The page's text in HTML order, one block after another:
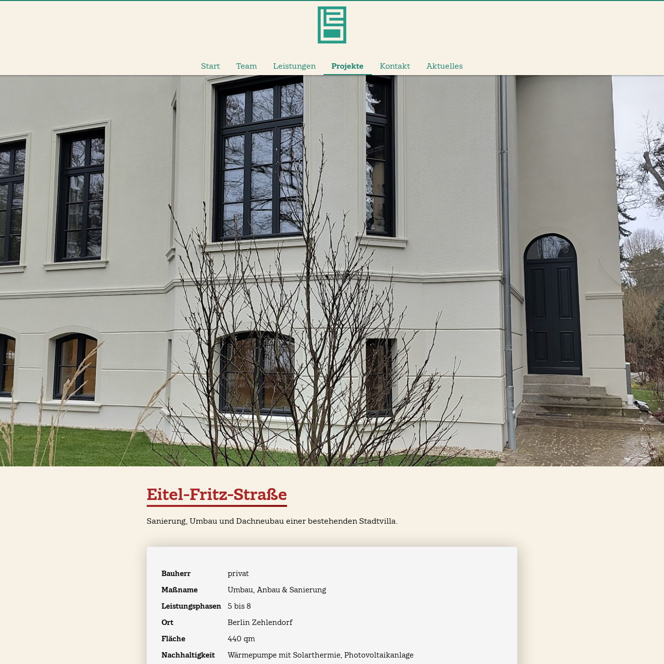
Start Team Leistungen Projekte Kontakt Aktuelles
Eitel-Fritz-Straße
Sanierung, Umbau und Dachneubau einer bestehenden Stadtvilla.
Bauherr
privat
Maßname
Umbau, Anbau & Sanierung
Leistungsphasen
5 bis 8
Ort
Berlin Zehlendorf
Fläche
440 qm
Nachhaltigkeit
Wärmepumpe mit Solarthermie, Photovoltaikanlage